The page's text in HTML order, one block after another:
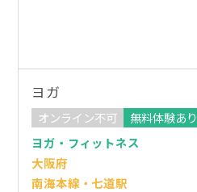
ヨガ
オンライン不可
無料体験あり
ヨガ・フィットネス
大阪府
南海本線・七道駅